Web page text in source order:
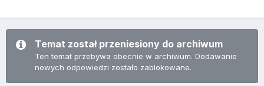
Temat został przeniesiony do archiwum
Ten temat przebywa obecnie w archiwum. Dodawanie
nowych odpowiedzi zostało zablokowane.